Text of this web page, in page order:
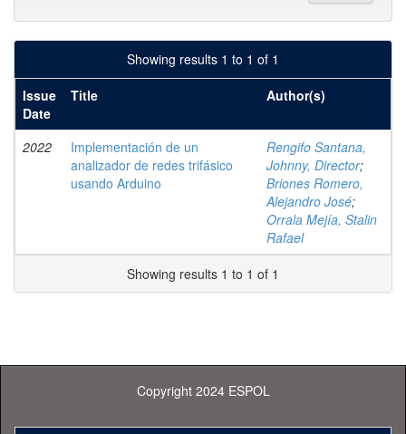
Showing results 1 to 1 of 1
Issue
Date
Title Author(s)
2022
Implementación de un
analizador de redes trifásico
usando Arduino
Rengifo Santana,
Johnny, Director;
Briones Romero,
Alejandro José;
Orrala Mejía, Stalin
Rafael
Showing results 1 to 1 of 1
Copyright 2024 ESPOL